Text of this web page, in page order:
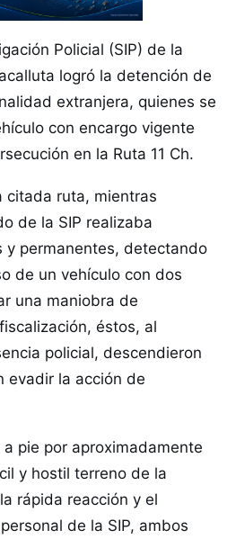
Policial (SIP) de la
logró la detención de
extranjera, quienes se
con encargo vigente
en la Ruta 11 Ch.
citada ruta, mientras
de la SIP realizaba
y permanentes, detectando
de un vehículo con dos
una maniobra de
éstos, al
policial, descendieron
evadir la acción de
pie por aproximadamente
y hostil terreno de la
rápida reacción y el
de la SIP, ambos